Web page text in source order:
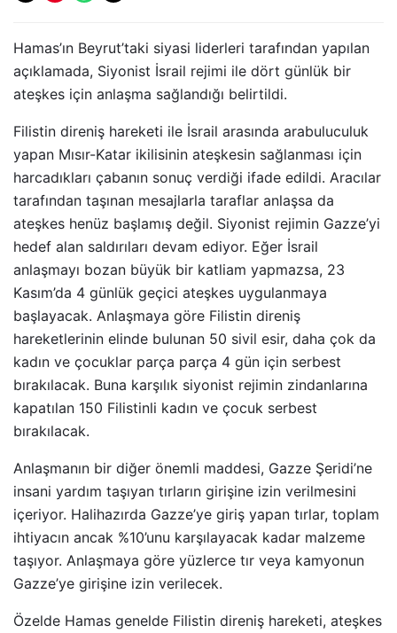
Hamas’ın Beyrut’taki siyasi liderleri tarafından yapılan
açıklamada, Siyonist İsrail rejimi ile dört günlük bir
ateşkes için anlaşma sağlandığı belirtildi.
Filistin direniş hareketi ile İsrail arasında arabuluculuk
yapan Mısır-Katar ikilisinin ateşkesin sağlanması için
harcadıkları çabanın sonuç verdiği ifade edildi. Aracılar
tarafından taşınan mesajlarla taraflar anlaşsa da
ateşkes henüz başlamış değil. Siyonist rejimin Gazze’yi
hedef alan saldırıları devam ediyor. Eğer İsrail
anlaşmayı bozan büyük bir katliam yapmazsa, 23
Kasım’da 4 günlük geçici ateşkes uygulanmaya
başlayacak. Anlaşmaya göre Filistin direniş
hareketlerinin elinde bulunan 50 sivil esir, daha çok da
kadın ve çocuklar parça parça 4 gün için serbest
bırakılacak. Buna karşılık siyonist rejimin zindanlarına
kapatılan 150 Filistinli kadın ve çocuk serbest
bırakılacak.
Anlaşmanın bir diğer önemli maddesi, Gazze Şeridi’ne
insani yardım taşıyan tırların girişine izin verilmesini
içeriyor. Halihazırda Gazze’ye giriş yapan tırlar, toplam
ihtiyacın ancak %10’unu karşılayacak kadar malzeme
taşıyor. Anlaşmaya göre yüzlerce tır veya kamyonun
Gazze’ye girişine izin verilecek.
Özelde Hamas genelde Filistin direniş hareketi, ateşkes